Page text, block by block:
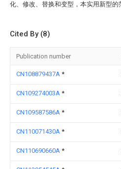
化、修改、替换和变型，本实用新型的
Cited By (8)
Publication number
CN108879437A *
CN109274003A *
CN109587586A *
CN110071430A *
CN110690660A *